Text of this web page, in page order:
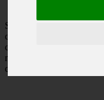
Scotiabank al igual que
cierta cantidad de
contratado por sus
muchos tramites que una
como nombre, direccion,